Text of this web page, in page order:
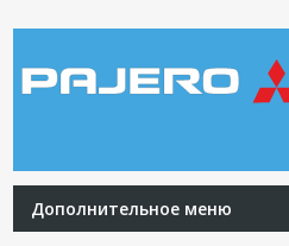
Дополнительное меню